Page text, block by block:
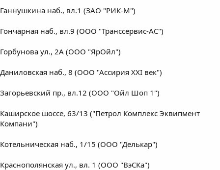
Ганнушкина наб., вл.1 (ЗАО "РИК-М")
Гончарная наб., вл.9 (ООО "Транссервис-АС")
Горбунова ул., 2А (ООО "ЯрОйл")
Даниловская наб., 8 (ООО "Ассирия XXI век")
Загорьевский пр., вл.12 (ООО "Ойл Шоп 1")
Каширское шоссе, 63/13 ("Петрол Комплекс Эквипмент
Компани")
Котельническая наб., 1/15 (ООО "Делькар")
Краснополянская ул., вл. 1 (ООО "ВэСКа")